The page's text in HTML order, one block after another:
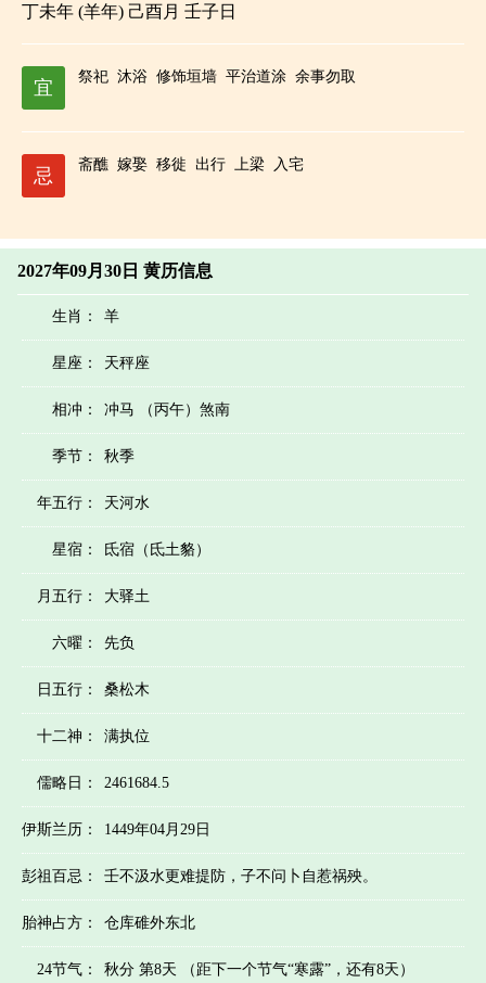
丁未年 (羊年) 己酉月 壬子日
宜
祭祀 沐浴 修饰垣墙 平治道涂 余事勿取
忌
斋醮 嫁娶 移徙 出行 上梁 入宅
2027年09月30日 黄历信息
生肖： 羊
星座： 天秤座
相冲： 冲马 （丙午）煞南
季节： 秋季
年五行： 天河水
星宿： 氐宿（氐土貉）
月五行： 大驿土
六曜： 先负
日五行： 桑松木
十二神： 满执位
儒略日： 2461684.5
伊斯兰历： 1449年04月29日
彭祖百忌： 壬不汲水更难提防，子不问卜自惹祸殃。
胎神占方： 仓库碓外东北
24节气： 秋分 第8天 （距下一个节气“寒露”，还有8天）